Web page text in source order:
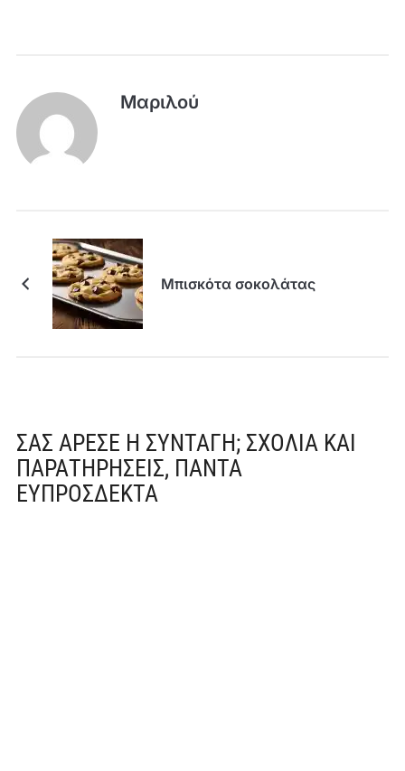
Μαριλού
Μπισκότα σοκολάτας
ΣΑΣ ΆΡΕΣΕ Η ΣΥΝΤΑΓΉ; ΣΧΌΛΙΑ ΚΑΙ
ΠΑΡΑΤΗΡΉΣΕΙΣ, ΠΆΝΤΑ
ΕΥΠΡΌΣΔΕΚΤΑ